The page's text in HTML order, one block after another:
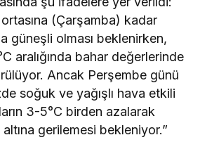
(Çarşamba) kadar
güneşli olması beklenirken,
aralığında bahar değerlerinde
Ancak Perşembe günü
soğuk ve yağışlı hava etkili
3-5°C birden azalarak
gerilemesi bekleniyor.”